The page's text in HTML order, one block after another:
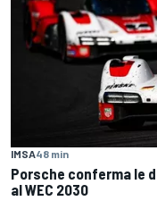
IMSA48 min
Porsche conferma le
al WEC 2030